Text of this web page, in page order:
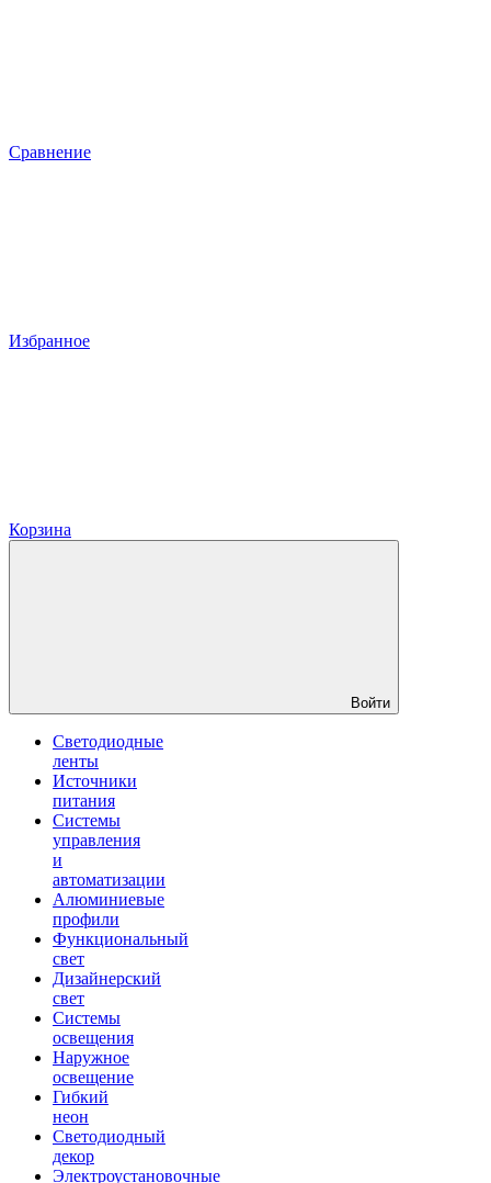
Сравнение
Избранное
Корзина
Войти
Светодиодные
ленты
Источники
питания
Системы
управления
и
автоматизации
Алюминиевые
профили
Функциональный
свет
Дизайнерский
свет
Системы
освещения
Наружное
освещение
Гибкий
неон
Светодиодный
декор
Электроустановочные